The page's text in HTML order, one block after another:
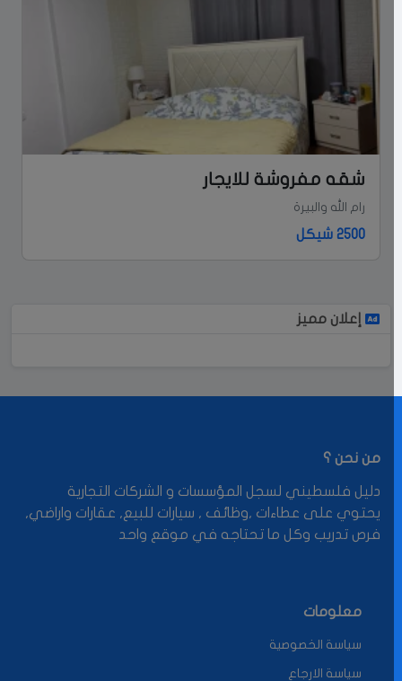
شقه مفروشة للايجار
رام الله والبيرة
2500 شيكل
إعلان مميز
من نحن ؟
دليل فلسطيني لسجل المؤسسات و الشركات التجارية
يحتوي على عطاءات ,وظائف , سيارات للبيع, عقارات واراضي,
فرص تدريب وكل ما تحتاجه في موقع واحد
معلومات
سياسة الخصوصية
سياسة الارجاع